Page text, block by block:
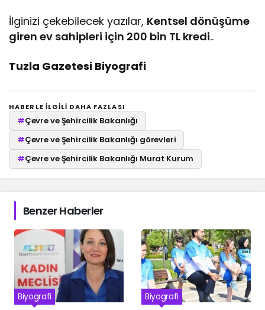
İlginizi çekebilecek yazılar, Kentsel dönüşüme
giren ev sahipleri için 200 bin TL kredi..
Tuzla Gazetesi Biyografi
HABERLE ILGILI DAHA FAZLASI
#Çevre ve Şehircilik Bakanlığı
#Çevre ve Şehircilik Bakanlığı görevleri
#Çevre ve Şehircilik Bakanlığı Murat Kurum
Benzer Haberler
Biyografi Biyografi